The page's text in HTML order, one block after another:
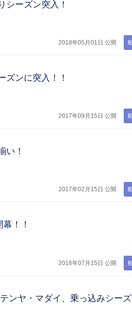
シーズン突入！
2018年05月01日 公開
ズンに突入！！
2017年09月15日 公開
い！
2017年02月15日 公開
！！
2016年07月15日 公開
ンヤ・マダイ、乗っ込みシー